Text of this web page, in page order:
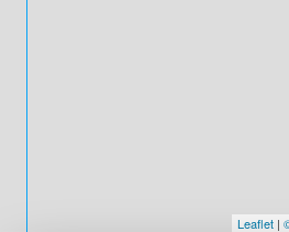
Leaflet |